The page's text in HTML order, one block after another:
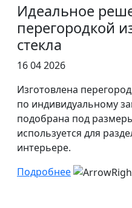
Идеальное
перегородкой
стекла
16 04 2026
Изготовлена
по индивидуальному
подобрана под
используется для
интерьере.
Подробнее